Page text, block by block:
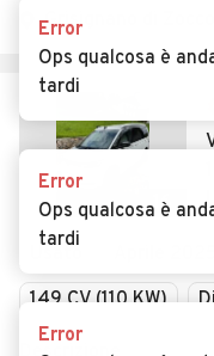
Grisignano di Zocco
16
149 CV (110 KW)
Error
Ops qualcosa è
tardi
Error
Ops qualcosa è
tardi
Error